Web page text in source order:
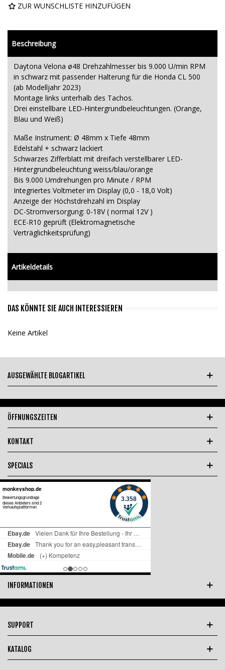
ZUR WUNSCHLISTE HINZUFÜGEN
Beschreibung
Daytona Velona ø48 Drehzahlmesser bis 9.000 U/min RPM
in schwarz mit passender Halterung für die Honda CL 500
(ab Modelljahr 2023)
Montage links unterhalb des Tachos.
Drei einstellbare LED-Hintergrundbeleuchtungen. (Orange,
Blau und Weiß)
Maße Instrument: Ø 48mm x Tiefe 48mm
Edelstahl + schwarz lackiert
Schwarzes Zifferblatt mit dreifach verstellbarer LED-
Hintergrundbeleuchtung weiss/blau/orange
Bis 9.000 Umdrehungen pro Minute / RPM
Integriertes Voltmeter im Display (0,0 - 18,0 Volt)
Anzeige der Höchstdrehzahl im Display
DC-Stromversorgung: 0-18V ( normal 12V )
ECE-R10 geprüft (Elektromagnetische
Verträglichkeitsprüfung)
Artikeldetails
DAS KÖNNTE SIE AUCH INTERESSIEREN
Keine Artikel
AUSGEWÄHLTE BLOGARTIKEL
ÖFFNUNGSZEITEN
KONTAKT
SPECIALS
INFORMATIONEN
SUPPORT
KATALOG